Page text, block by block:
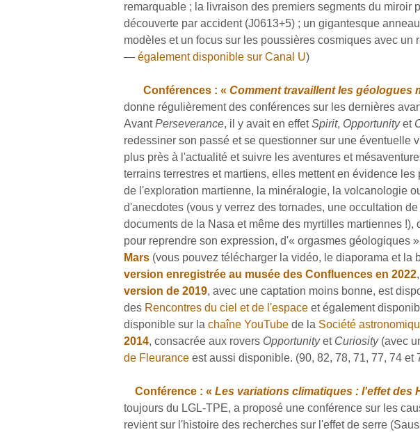
remarquable ; la livraison des premiers segments du miroir
découverte par accident (J0613+5) ; un gigantesque
modèles et un focus sur les poussières cosmiques avec un
— également disponible sur Canal U)
Conférences : « Comment travaillent les géologues
donne régulièrement des conférences sur les dernières
AvantPerseverance, il y avait en effetSpirit, Opportunityet
redessiner son passé et se questionner sur une éventuelle
plus près à l'actualité et suivre les aventures et
terrains terrestres et martiens, elles mettent en évidence
de l'exploration martienne, la minéralogie, la volcanologie
d'anecdotes (vous y verrez des tornades, une occultation
documents de la Nasa et même des myrtilles martiennes
pour reprendre son expression, d'« orgasmes géologiques
Mars(vous pouvez télécharger la vidéo, le diaporama et la
version enregistrée au musée des Confluences en 2022
version de 2019, avec une captation moins bonne, est
des Rencontres du ciel et de l'espaceet également
disponible sur la chaîne YouTubede la Société
2014, consacrée aux rovers Opportunityet Curiosity(avec
de Fleuranceest aussi disponible. (90, 82, 78, 71, 77, 74 et
Conférence : « Les variations climatiques : l'effet des
toujours du LGL-TPE, a proposé une conférence sur les
revient sur l'histoire des recherches sur l'effet de serre